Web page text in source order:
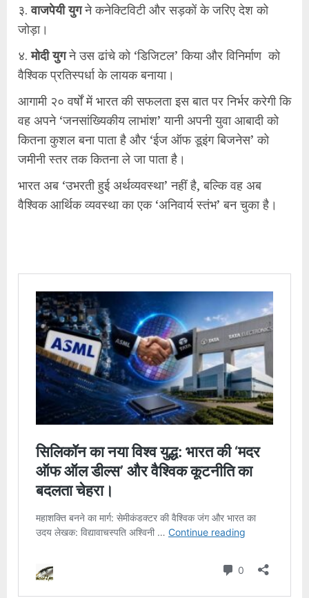
३.वाजपेयी युगने कनेक्टिविटी और सड़कों के जरिए देश को
जोड़ा।
४.मोदी युगने उस ढांचे को ‘डिजिटल’ किया और विनिर्माण को
वैश्विक प्रतिस्पर्धा के लायक बनाया।
आगामी २० वर्षों में भारत की सफलता इस बात पर निर्भर करेगी कि
वह अपने ‘जनसांख्यिकीय लाभांश’ यानी अपनी युवा आबादी को
कितना कुशल बना पाता है और ‘ईज ऑफ डूइंग बिजनेस’ को
जमीनी स्तर तक कितना ले जा पाता है।
भारत अब ‘उभरती हुई अर्थव्यवस्था’ नहीं है, बल्कि वह अब
वैश्विक आर्थिक व्यवस्था का एक ‘अनिवार्य स्तंभ’ बन चुका है।